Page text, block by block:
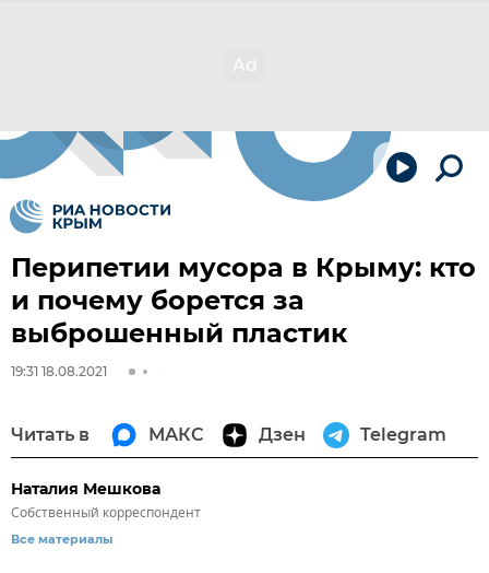
Перипетии мусора в Крыму: кто
и почему борется за
выброшенный пластик
19:31 18.08.2021
Читать в МАКС Дзен Telegram
Наталия Мешкова
Собственный корреспондент
Все материалы